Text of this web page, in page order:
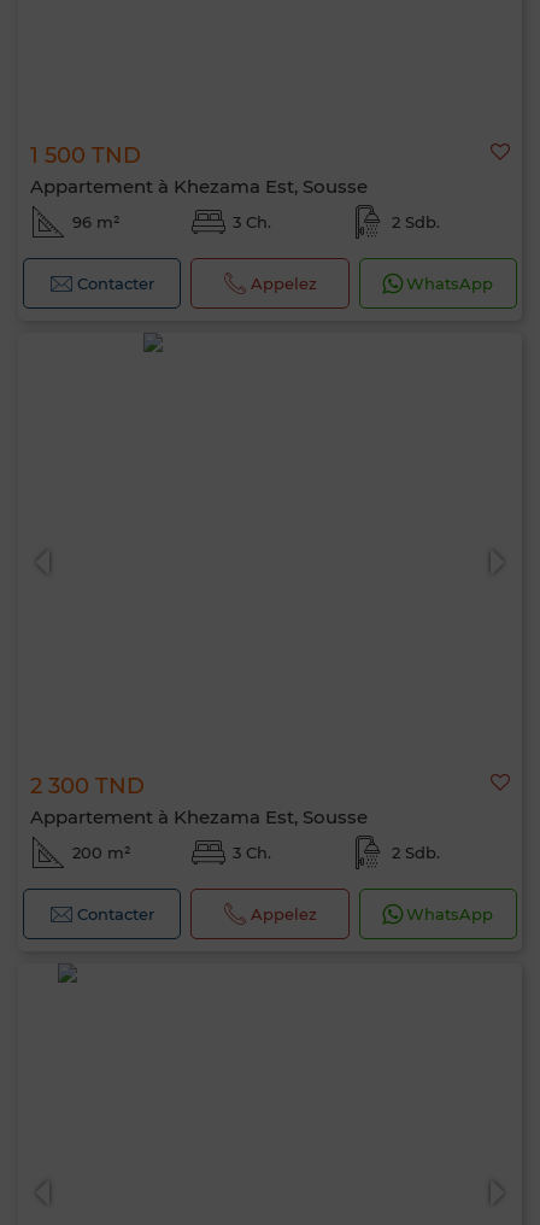
1 500 TND
Appartement à Khezama Est, Sousse
96 m² 3 Ch. 2 Sdb.
Contacter Appelez WhatsApp
2 300 TND
Appartement à Khezama Est, Sousse
200 m² 3 Ch. 2 Sdb.
Contacter Appelez WhatsApp